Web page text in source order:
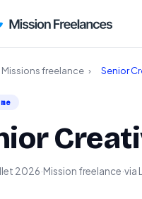
Missions freelance › Senior
2026·Mission freelance·via